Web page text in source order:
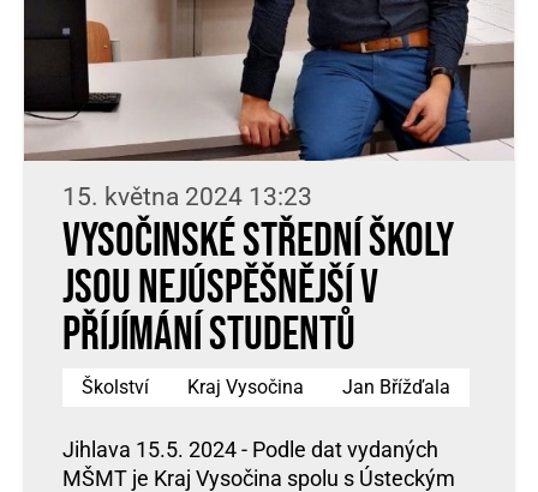
15. května 2024 13:23
Vysočinské střední školy
jsou nejúspěšnější v
příjímání studentů
Školství Kraj Vysočina Jan Břížďala
Jihlava 15.5. 2024 - Podle dat vydaných
MŠMT je Kraj Vysočina spolu s Ústeckým